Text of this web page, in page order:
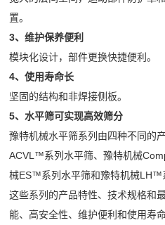
给
收
机
橡
胶
弹
骨
对
求
做
出
响
新
闻
行
业
动
视
频
中
心
企
工
置。
3、维护保养便利
模块化设计，部件更换快捷便利。
4、使用寿命长
坚固的结构和非焊接侧板。
5、水平筛可实现高效筛分
豫特机械水平筛系列由四种不同的
ACVL™系列水平筛、豫特机械
械ES™系列水平筛和豫特机械LH™
这些系列的产品特性、技术规格和
能、高安全性、维护便利和使用寿